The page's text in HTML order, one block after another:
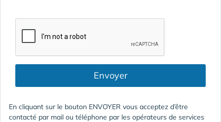
Envoyer
En cliquant sur le bouton ENVOYER vous acceptez d’être
contacté par mail ou téléphone par les opérateurs de services